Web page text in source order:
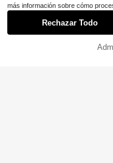
más información sobre cómo
Rechazar Todo